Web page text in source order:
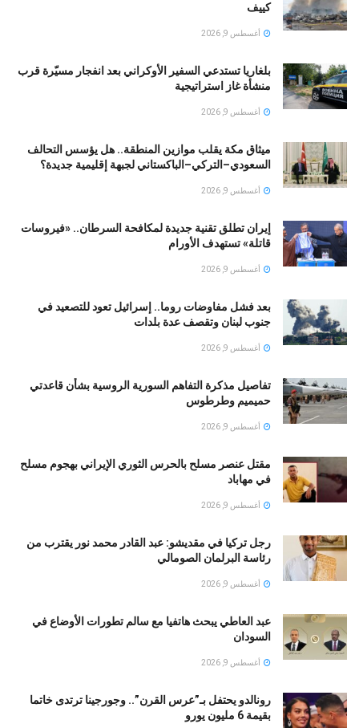
كييف
أغسطس 9, 2026
بلغاريا تستدعي السفير الأوكراني بعد انفجار مسيّرة قرب
منشأة غاز استراتيجية
أغسطس 9, 2026
ميثاق مكة يقلب موازين المنطقة.. هل يؤسس التحالف
السعودي–التركي–الباكستاني لجبهة إقليمية جديدة؟
أغسطس 9, 2026
إيران تطلق تقنية جديدة لمكافحة السرطان.. «فيروسات
قاتلة» تستهدف الأورام
أغسطس 9, 2026
بعد فشل مفاوضات روما.. إسرائيل تعود للتصعيد في
جنوب لبنان وتقصف عدة بلدات
أغسطس 9, 2026
تفاصيل مذكرة التفاهم السورية الروسية بشأن قاعدتي
حميميم وطرطوس
أغسطس 9, 2026
مقتل عنصر مسلح بالحرس الثوري الإيراني بهجوم مسلح
في مهاباد
أغسطس 9, 2026
رجل تركيا في مقديشو: عبد القادر محمد نور يقترب من
رئاسة البرلمان الصومالي
أغسطس 9, 2026
عبد العاطي يبحث هاتفيا مع سالم تطورات الأوضاع في
السودان
أغسطس 9, 2026
رونالدو يحتفل بـ”عرس القرن”.. وجورجينا ترتدى خاتما
بقيمة 6 مليون يورو